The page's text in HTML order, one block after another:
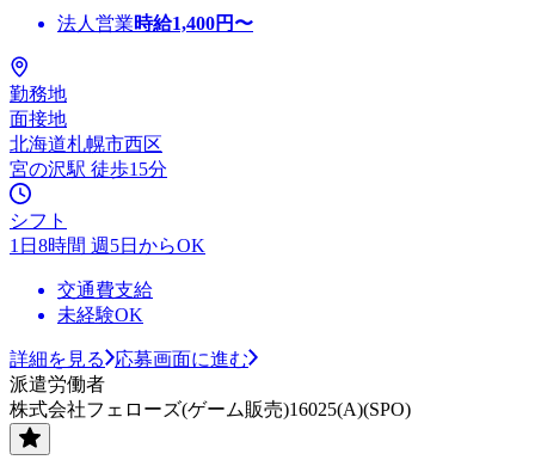
法人営業時給1,400円〜
勤務地
面接地
北海道札幌市西区
宮の沢駅 徒歩15分
シフト
1日8時間 週5日からOK
交通費支給
未経験OK
詳細を見る
応募画面に進む
派遣労働者
株式会社フェローズ(ゲーム販売)16025(A)(SPO)